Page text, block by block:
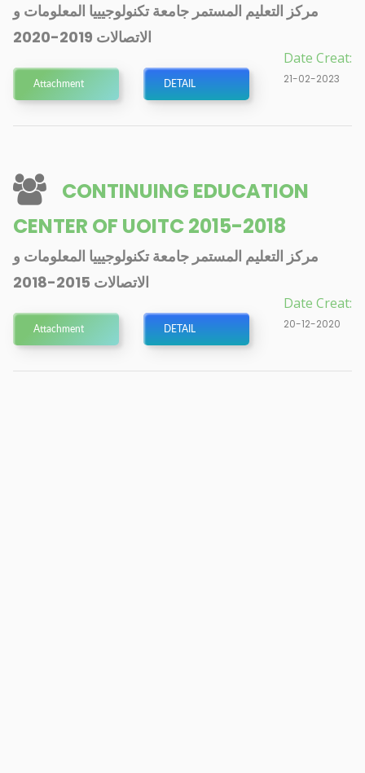
مركز التعليم المستمر جامعة تكنولوجيييا المعلومات و
الاتصالات 2019-2020
Date Creat:
21-02-2023
Attachment DETAIL
CONTINUING EDUCATION
CENTER OF UOITC 2015-2018
مركز التعليم المستمر جامعة تكنولوجيييا المعلومات و
الاتصالات 2015-2018
Date Creat:
20-12-2020
Attachment DETAIL